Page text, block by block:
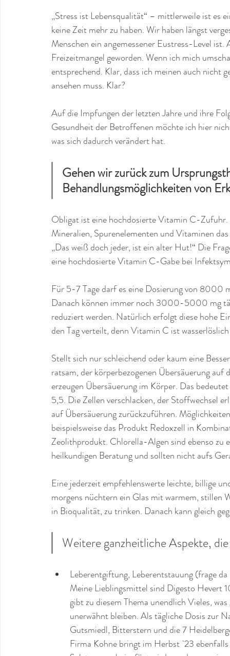
„Stress ist Lebensqualität“ – mittlerweile ist es
keine Zeit mehr zu haben. Wir haben längst
Menschen ein angemessener Eustress-Level
Freizeitmangel geworden. Wenn ich mich
entsprechend. Klar, dass ich meinen auch nicht
ansehen muss. Klar?
Auf die Impfungen der letzten Jahre und ihre
Gesundheit der Betroffenen möchte ich hier
was sich dadurch verändert hat.
Gehen wir zurück zum
Behandlungsmöglichkeiten von
Obligat ist eine hochdosierte Vitamin C-Zufuhr.
Mineralien, Spurenelementen und Vitaminen
„Das weiß doch jeder, ist ein alter Hut!“ Die
eine hochdosierte Vitamin C-Gabe bei
Für 5-7 Tage darf es eine Dosierung von 8000
Danach können immer noch 3000-5000 mg
reduziert werden. Natürlich erfolgt diese hohe
den Tag verteilt, denn Vitamin C ist
Stellt sich nur schleichend oder kaum eine
ratsam, der körperbezogenen Übersäuerung
erzeugen Übersäuerung im Körper. Das
5,5. Die Zellen verschlacken, der Stoffwechsel
auf Übersäuerung zurückzuführen.
beispielsweise das Produkt Redoxzell in
Zeolithprodukt. Chlorella-Algen sind ebenso zu
heilkundigen Beratung und sollten nicht aufs
Eine jederzeit empfehlenswerte leichte, billige
morgens nüchtern ein Glas mit warmem, stillen
in Bioqualität, zu trinken. Danach kann gleich
Weitere ganzheitliche Aspekte,
Leberentgiftung, Leberentstauung (frage
Meine Lieblingsmittel sind Digesto Hevert
gibt zu diesem Thema unendlich Vieles,
unerwähnt bleiben. Als tägliche Dosis zur
Gutsmiedl, Bitterstern und die 7
Firma Kohne bringt im Herbst `23